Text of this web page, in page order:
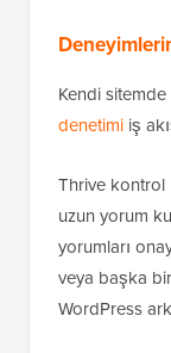
Kendi sitemde
denetimi iş
Thrive kontrol
uzun yorum
yorumları
veya başka
WordPress